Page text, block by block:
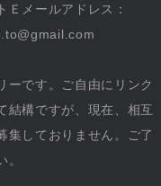
Ｅメールアドレス：
ーです。ご自由にリンク
結構ですが、現在、相互
集しておりません。ご了
。